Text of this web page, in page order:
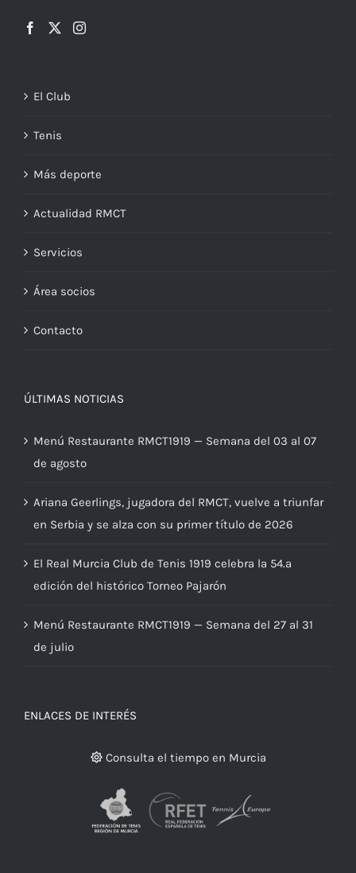
El Club
Tenis
Más deporte
Actualidad RMCT
Servicios
Área socios
Contacto
ÚLTIMAS NOTICIAS
Menú Restaurante RMCT1919 — Semana del 03 al 07
de agosto
Ariana Geerlings, jugadora del RMCT, vuelve a triunfar
en Serbia y se alza con su primer título de 2026
El Real Murcia Club de Tenis 1919 celebra la 54.ª
edición del histórico Torneo Pajarón
Menú Restaurante RMCT1919 — Semana del 27 al 31
de julio
ENLACES DE INTERÉS
Consulta el tiempo en Murcia